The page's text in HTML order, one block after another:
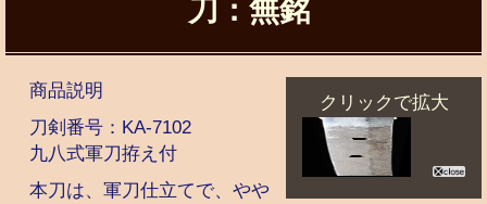
刀：無銘
クリックで拡大
商品説明
刀剣番号： KA-7102
九八式軍刀拵え付
本刀は、軍刀仕立てで、やや